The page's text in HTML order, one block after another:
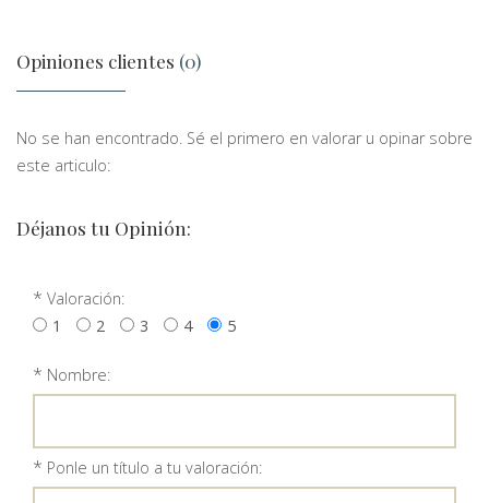
Opiniones clientes (0)
No se han encontrado. Sé el primero en valorar u opinar sobre
este articulo:
Déjanos tu Opinión:
* Valoración:
1
2 3 4 5
* Nombre:
* Ponle un título a tu valoración: